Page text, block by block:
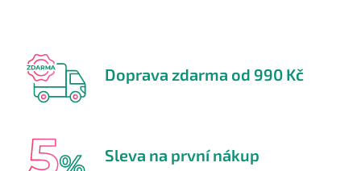
Doprava zdarma od 990 Kč
Sleva na první nákup